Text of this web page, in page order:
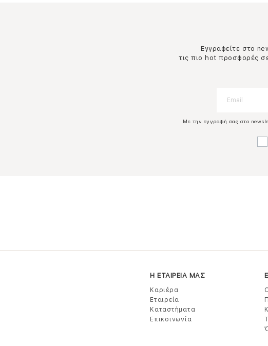
Εγγραφείτε στο
τις πιο hot προσφορές
Με την εγγραφή σας στο
Η ΕΤΑΙΡΕΙΑ ΜΑΣ
Καριέρα
Εταιρεία
Καταστήματα
Επικοινωνία